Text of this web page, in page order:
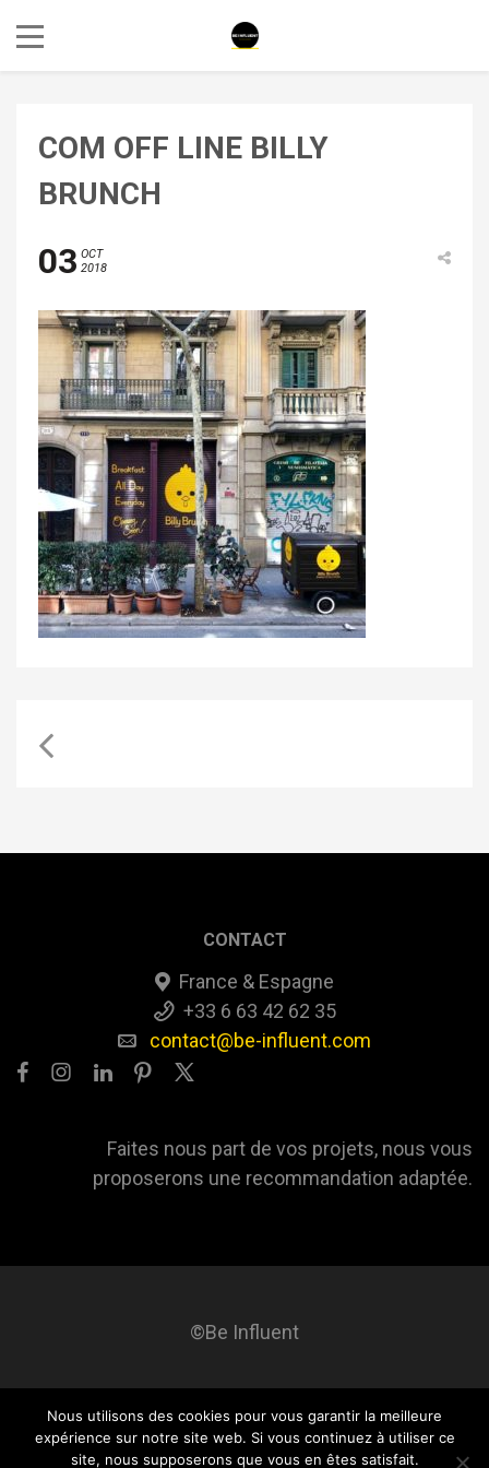
COM OFF LINE BILLY
BRUNCH
03 OCT
2018
CONTACT
France & Espagne
+33 6 63 42 62 35
contact@be-influent.com
Faites nous part de vos projets, nous vous
proposerons une recommandation adaptée.
©Be Influent
Be influent A propos Blog Contact Mentions légales
Nous utilisons des cookies pour vous garantir la meilleure
expérience sur notre site web. Si vous continuez à utiliser ce
site, nous supposerons que vous en êtes satisfait.